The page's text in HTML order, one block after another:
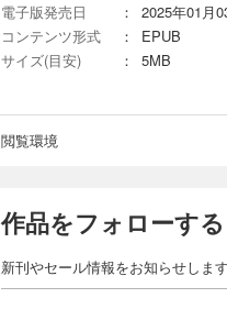
電子版発売日
：
2025年01月
コンテンツ形式
：
EPUB
サイズ(目安)
： 5MB
閲覧環境
作品をフォローする
新刊やセール情報をお知らせします